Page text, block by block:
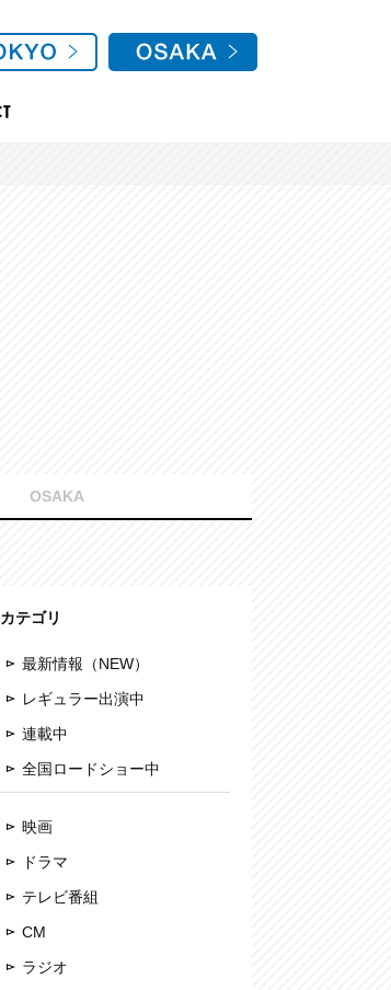
OSAKA
カテゴリ
最新情報（NEW）
レギュラー出演中
連載中
全国ロードショー中
映画
ドラマ
テレビ番組
CM
ラジオ